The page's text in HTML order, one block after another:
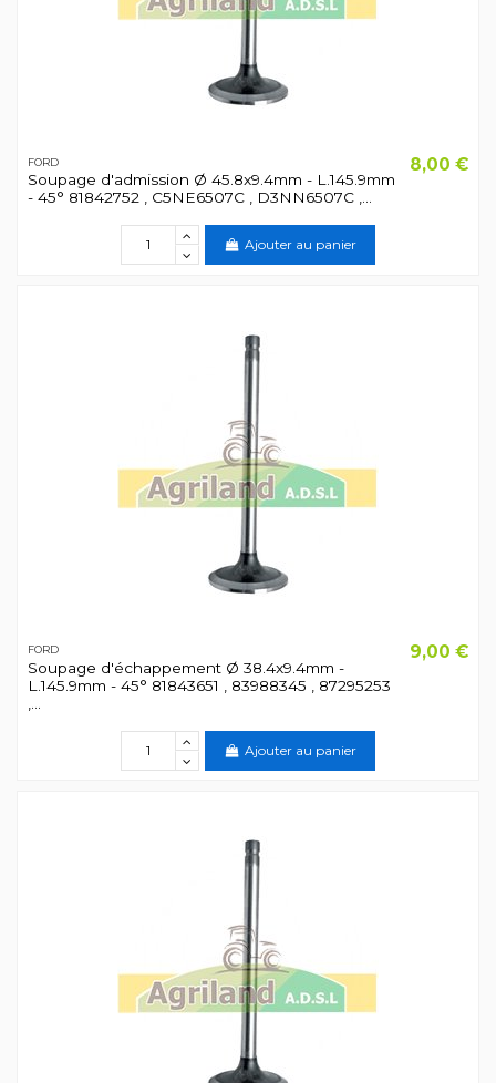
FORD
Soupage d'admission Ø 45.8x9.4mm - L.145.9mm
- 45° 81842752 , C5NE6507C , D3NN6507C ,...
8,00 €
Ajouter au panier
FORD
Soupage d'échappement Ø 38.4x9.4mm -
L.145.9mm - 45° 81843651 , 83988345 , 87295253
9,00 €
Ajouter au panier